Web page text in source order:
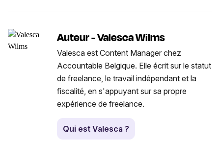
Auteur - Valesca Wilms
Valesca est Content Manager chez
Accountable Belgique. Elle écrit sur le statut
de freelance, le travail indépendant et la
fiscalité, en s'appuyant sur sa propre
expérience de freelance.
Qui est Valesca ?